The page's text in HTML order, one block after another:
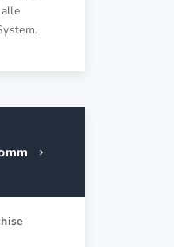
Gründungscoaching
Schwächen zu analysieren
sachlich vorzubereiten
Ferner fördert ein
Stress-
u.v.m. In vielen Fällen
über das